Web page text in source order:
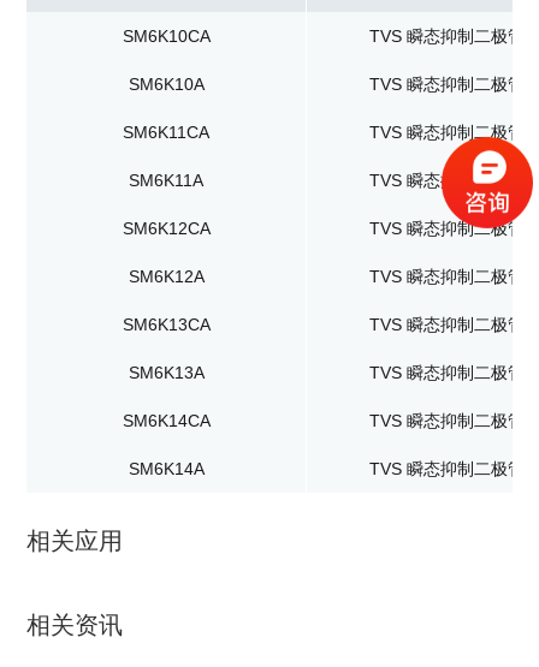
SM6K10CA TVS 瞬态抑制二极管
SM6K10A TVS 瞬态抑制二极管
SM6K11CA TVS 瞬态抑制二极管
SM6K11A TVS 瞬态抑制二极管
SM6K12CA TVS 瞬态抑制二极管
SM6K12A TVS 瞬态抑制二极管
SM6K13CA TVS 瞬态抑制二极管
SM6K13A TVS 瞬态抑制二极管
SM6K14CA TVS 瞬态抑制二极管
SM6K14A TVS 瞬态抑制二极管
相关应用
相关资讯